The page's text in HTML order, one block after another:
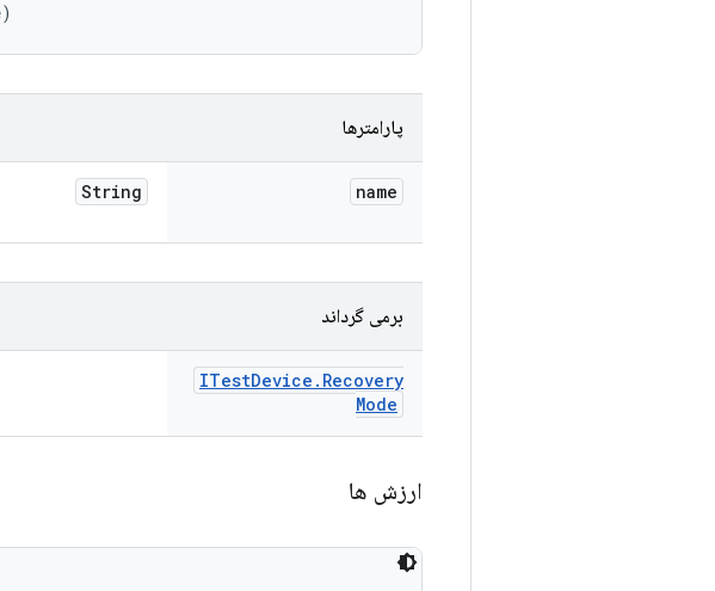
پارامترها
name
String
برمی گرداند
ITestDevice . Recovery
Mode
ارزش ها